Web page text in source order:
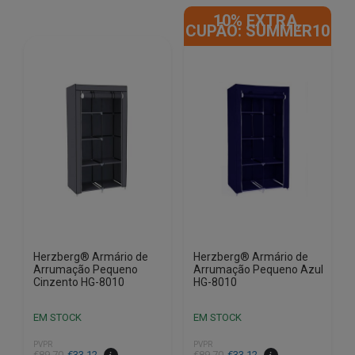
Herzberg® Armário de
Arrumação Pequeno
Cinzento HG-8010
EM STOCK
PVPR
10% EXTRA,
CUPÃO: SUMMER10
Herzberg® Armário de
Arrumação Pequeno Azul
HG-8010
EM STOCK
PVPR